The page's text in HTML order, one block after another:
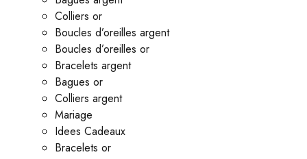
Colliers or
Boucles d’oreilles argent
Boucles d’oreilles or
Bracelets argent
Bagues or
Colliers argent
Mariage
Idees Cadeaux
Bracelets or